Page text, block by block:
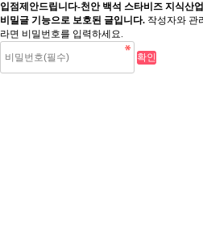
입점제안드립니다-천안 백석 스타비즈 지식산
비밀글 기능으로 보호된 글입니다. 작성자와 관
라면 비밀번호를 입력하세요.